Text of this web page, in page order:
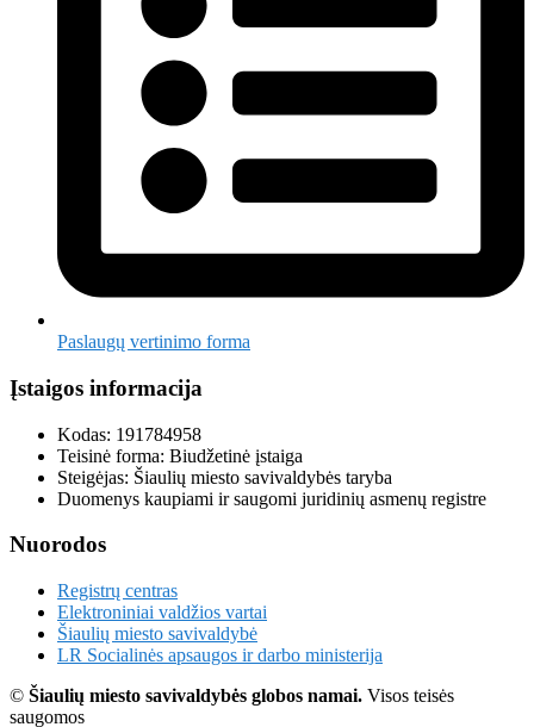
Paslaugų vertinimo forma
Įstaigos informacija
Kodas: 191784958
Teisinė forma: Biudžetinė įstaiga
Steigėjas: Šiaulių miesto savivaldybės taryba
Duomenys kaupiami ir saugomi juridinių asmenų registre
Nuorodos
Registrų centras
Elektroniniai valdžios vartai
Šiaulių miesto savivaldybė
LR Socialinės apsaugos ir darbo ministerija
© Šiaulių miesto savivaldybės globos namai. Visos teisės
saugomos